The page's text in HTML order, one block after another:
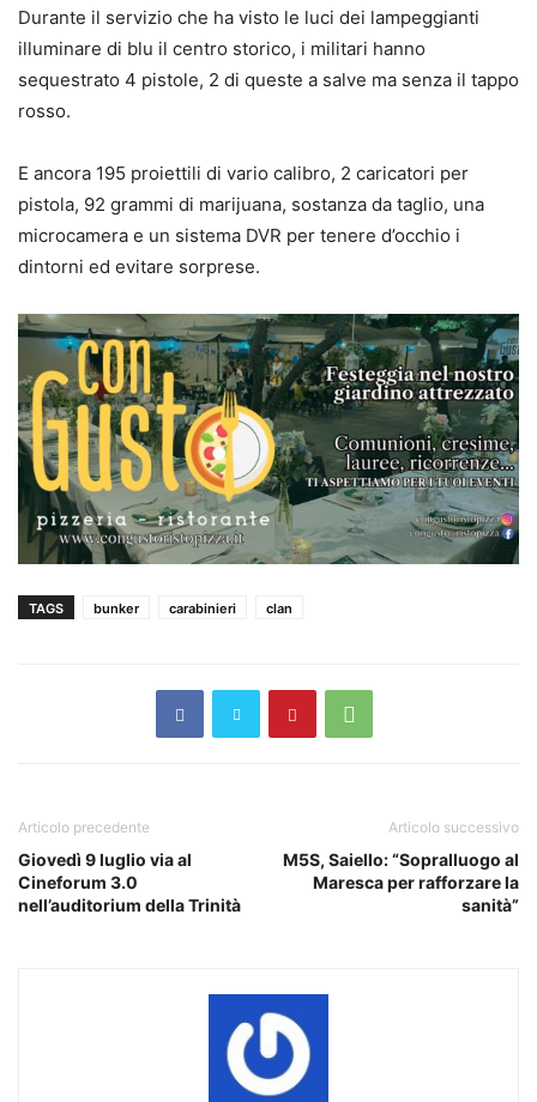
Durante il servizio che ha visto le luci dei lampeggianti
illuminare di blu il centro storico, i militari hanno
sequestrato 4 pistole, 2 di queste a salve ma senza il tappo
rosso.
E ancora 195 proiettili di vario calibro, 2 caricatori per
pistola, 92 grammi di marijuana, sostanza da taglio, una
microcamera e un sistema DVR per tenere d’occhio i
dintorni ed evitare sorprese.
TAGS bunker carabinieri clan
Articolo precedente
Giovedì 9 luglio via al
Cineforum 3.0
nell’auditorium della Trinità
Articolo successivo
M5S, Saiello: “Sopralluogo al
Maresca per rafforzare la
sanità”